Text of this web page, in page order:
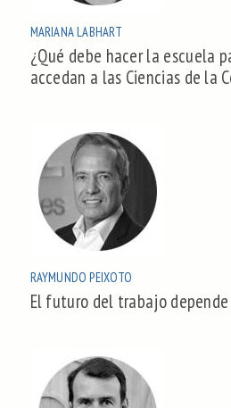
MARIANA LABHART
¿Qué debe hacer la escuela
accedan a las Ciencias de la
RAYMUNDO PEIXOTO
El futuro del trabajo